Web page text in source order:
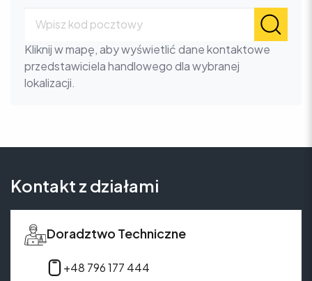
Kliknij w mapę, aby wyświetlić dane kontaktowe
przedstawiciela handlowego dla wybranej
lokalizacji.
Kontakt z działami
Doradztwo Techniczne
+48 796 177 444